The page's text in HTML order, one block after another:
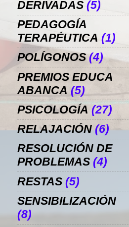
DERIVADAS (5)
PEDAGOGÍA
TERAPÉUTICA (1)
POLÍGONOS (4)
PREMIOS EDUCA
ABANCA (5)
PSICOLOGÍA (27)
RELAJACIÓN (6)
RESOLUCIÓN DE
PROBLEMAS (4)
RESTAS (5)
SENSIBILIZACIÓN
(8)